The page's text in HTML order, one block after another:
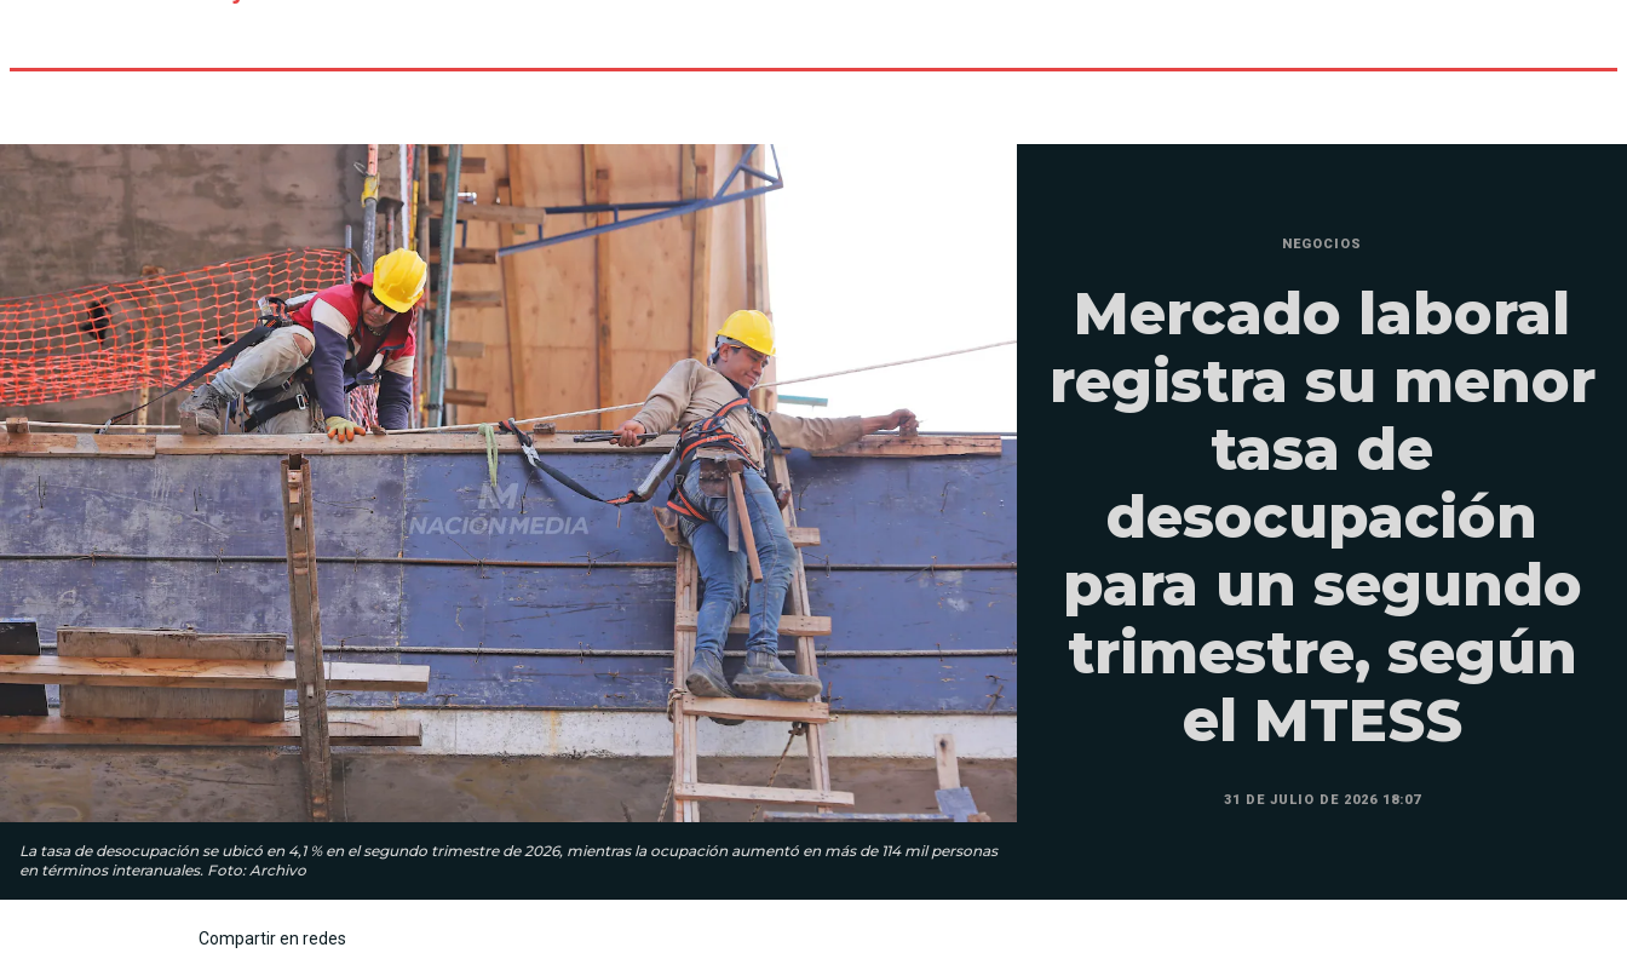
La tasa de desocupación se ubicó en 4,1 % en el segundo trimestre de 2026, mientras la ocupación aumentó en más de 114 mil personas
en términos interanuales. Foto: Archivo
NEGOCIOS
Mercado laboral
registra su menor
tasa de
desocupación
para un segundo
trimestre, según
el MTESS
31 DE JULIO DE 2026 18:07
Compartir en redes